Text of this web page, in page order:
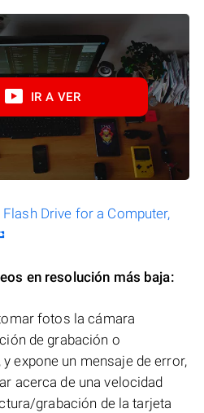
IR A VER
Drive for a Computer,
en resolución más baja:
fotos la cámara
de grabación o
expone un mensaje de error,
acerca de una velocidad
grabación de la tarjeta